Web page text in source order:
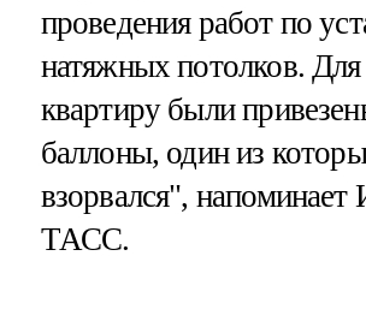
проведения работ по
натяжных потолков. Для
квартиру были
баллоны, один из
взорвался",
ТАСС.